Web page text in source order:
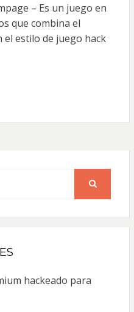
– Es un juego en
que combina el
el estilo de juego hack
hackeado para